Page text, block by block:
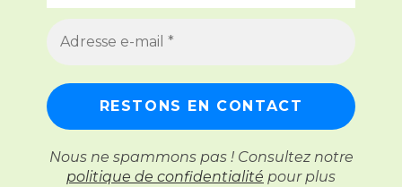
Nous ne spammons pas ! Consultez notre
politique de confidentialité pour plus